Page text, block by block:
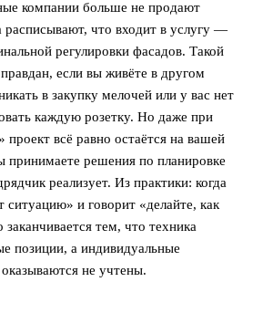
компании больше не продают
что входит в услугу —
регулировки фасадов. Такой
если вы живёте в другом
в закупку мелочей или у вас нет
каждую розетку. Но даже при
проект всё равно остаётся на вашей
принимаете решения по планировке
реализует. Из практики: когда
ситуацию» и говорит «делайте, как
заканчивается тем, что техника
позиции, а индивидуальные
не учтены.